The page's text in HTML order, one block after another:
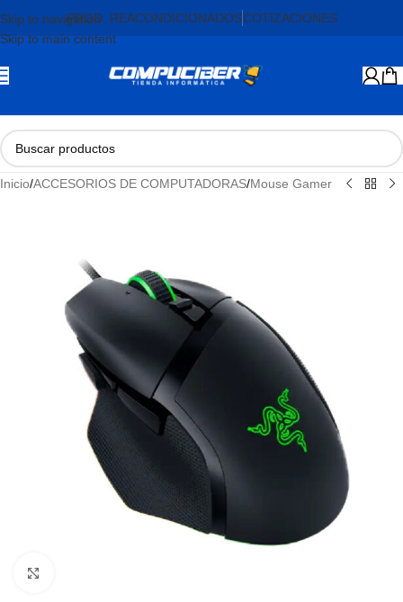
Skip to navigation
Skip to main content
PROD. REACONDICIONADOSCOTIZACIONES
Inicio/ACCESORIOS DE COMPUTADORAS/Mouse Gamer